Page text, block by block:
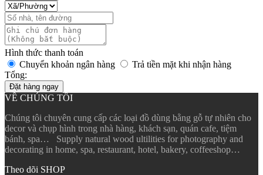
Hình thức thanh toán
Chuyển khoản ngân hàng
Trả tiền mặt khi nhận hàng
Tổng:
Đặt hàng ngay
VỀ CHÚNG TÔI
Chúng tôi chuyên cung cấp các loại đồ dùng bằng gỗ tự nhiên cho
decor và chụp hình trong nhà hàng, khách sạn, quán cafe, tiệm
bánh, spa… Supply natural wood ultilities for photography and
decorating in home, spa, restaurant, hotel, bakery, coffeeshop…
Theo dõi SHOP